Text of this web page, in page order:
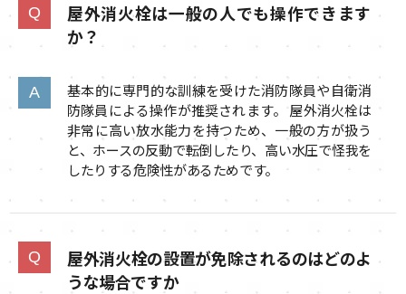
屋外消火栓は一般の人でも操作できます
か？
基本的に専門的な訓練を受けた消防隊員や自衛消
防隊員による操作が推奨されます。 屋外消火栓は
非常に高い放水能力を持つため、一般の方が扱う
と、ホースの反動で転倒したり、高い水圧で怪我を
したりする危険性があるためです。
屋外消火栓の設置が免除されるのはどのよ
うな場合ですか